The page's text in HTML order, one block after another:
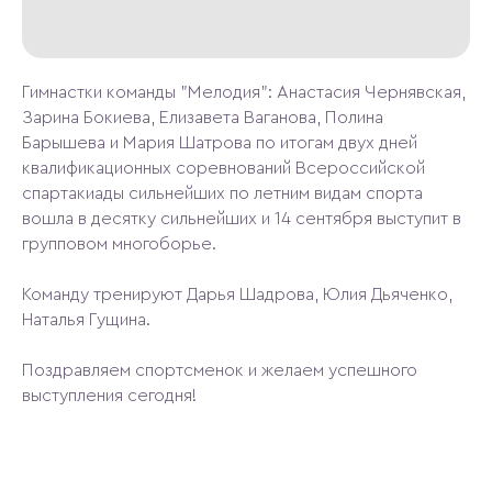
Гимнастки команды "Мелодия": Анастасия Чернявская,
Зарина Бокиева, Елизавета Ваганова, Полина
Барышева и Мария Шатрова по итогам двух дней
квалификационных соревнований Всероссийской
спартакиады сильнейших по летним видам спорта
вошла в десятку сильнейших и 14 сентября выступит в
групповом многоборье.
Команду тренируют Дарья Шадрова, Юлия Дьяченко,
Наталья Гущина.
Поздравляем спортсменок и желаем успешного
выступления сегодня!